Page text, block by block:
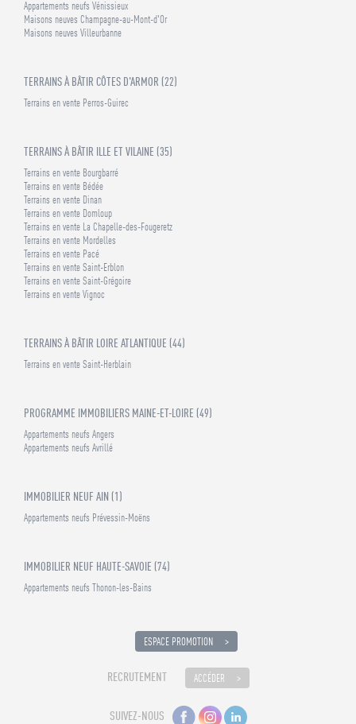
Appartements neufs Vénissieux
Maisons neuves Champagne-au-Mont-d'Or
Maisons neuves Villeurbanne
TERRAINS À BÂTIR CÔTES D'ARMOR (22)
Terrains en vente Perros-Guirec
TERRAINS À BÂTIR ILLE ET VILAINE (35)
Terrains en vente Bourgbarré
Terrains en vente Bédée
Terrains en vente Dinan
Terrains en vente Domloup
Terrains en vente La Chapelle-des-Fougeretz
Terrains en vente Mordelles
Terrains en vente Pacé
Terrains en vente Saint-Erblon
Terrains en vente Saint-Grégoire
Terrains en vente Vignoc
TERRAINS À BÂTIR LOIRE ATLANTIQUE (44)
Terrains en vente Saint-Herblain
PROGRAMME IMMOBILIERS MAINE-ET-LOIRE (49)
Appartements neufs Angers
Appartements neufs Avrillé
IMMOBILIER NEUF AIN (1)
Appartements neufs Prévessin-Moëns
IMMOBILIER NEUF HAUTE-SAVOIE (74)
Appartements neufs Thonon-les-Bains
ESPACE PROMOTION
RECRUTEMENT ACCÉDER
SUIVEZ-NOUS
BIENVENUE CHEZ GROUPE LAUNAY !
pour vous accompagner !😊